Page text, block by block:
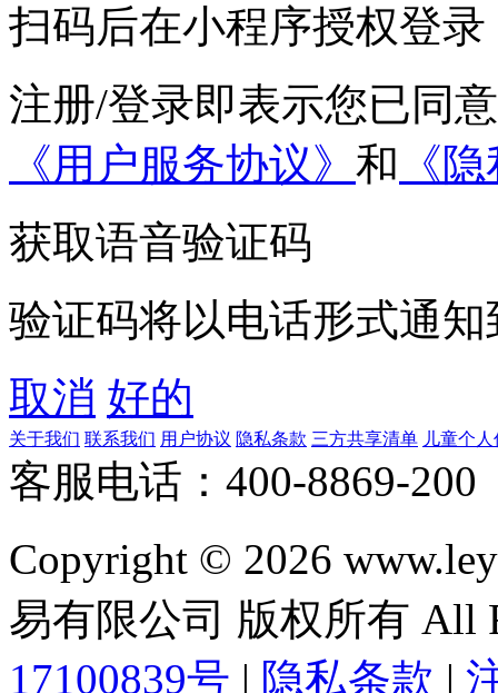
扫码后在小程序授权登录
注册/登录即表示您已同
《用户服务协议》 和 《
获取语音验证码
验证码将以电话形式通
取消 好的
关于我们 联系我们 用户协议 隐私条款 三方共享清单 儿童个
客服电话：400-8869-200
Copyright © 2026
易有限公司 版权所有 All
17100839号 | 隐私条款 |